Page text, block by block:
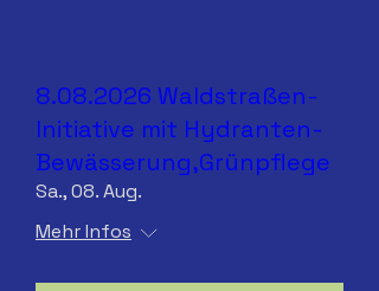
8.08.2026 Waldstraßen-
Initiative mit Hydranten-
Bewässerung,Grünpflege
Sa., 08. Aug.
Mehr Infos